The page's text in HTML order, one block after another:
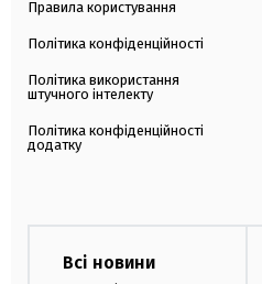
Правила користування
Політика конфіденційності
Політика використання
штучного інтелекту
Політика конфіденційності
додатку
Всі новини